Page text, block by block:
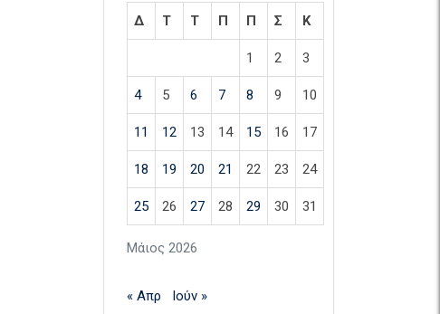
Μάιος 2026
Δ Τ Τ Π Π Σ Κ
1 2 3
4 5 6 7 8 9 10
11 12 13 14 15 16 17
18 19 20 21 22 23 24
25 26 27 28 29 30 31
« Απρ Ιούν »